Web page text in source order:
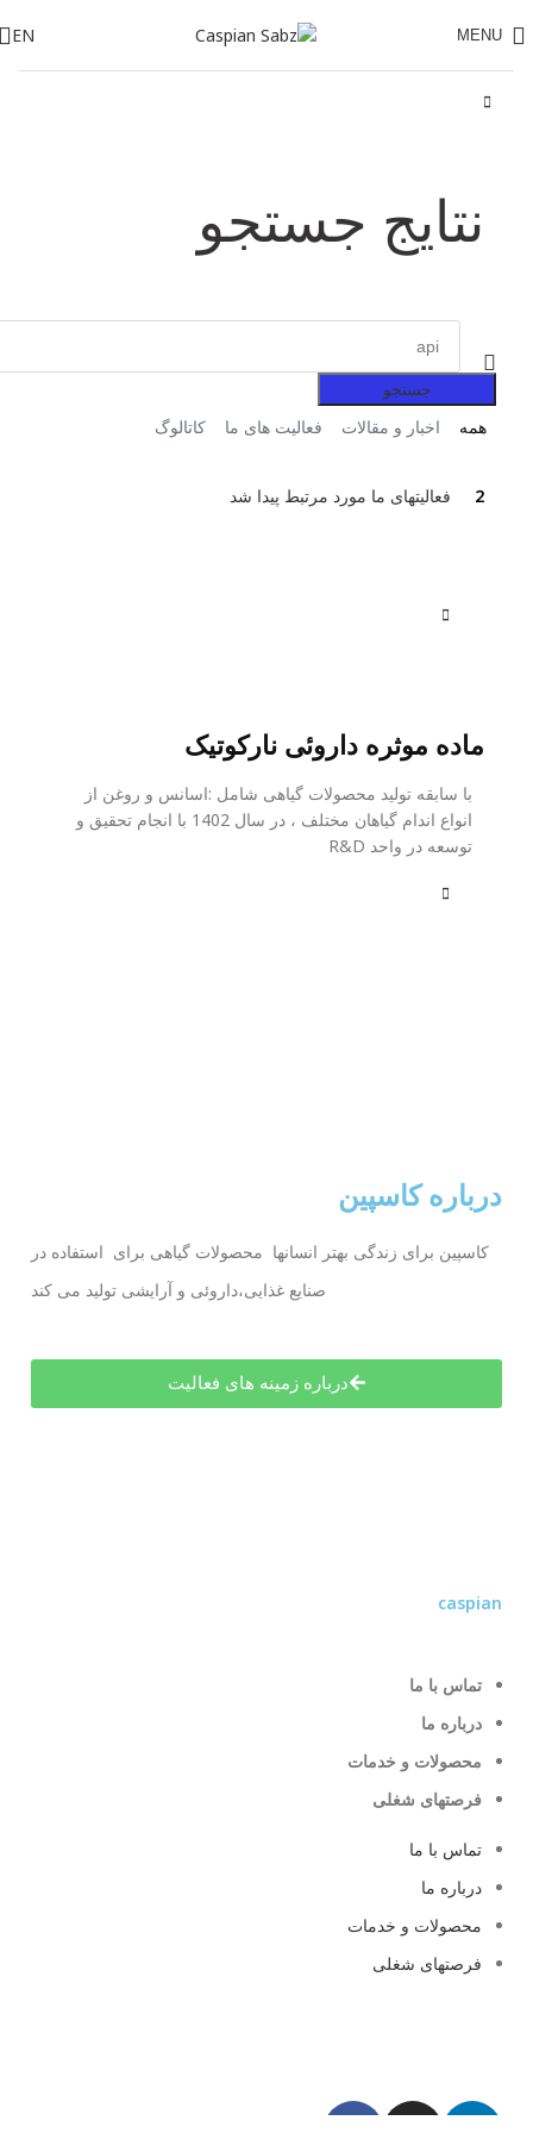
MENU
EN
نتایج جستجو
جستجو
اخبار و مقالات فعالیت های ما کاتالوگ همه
2 فعالیتهای ما مورد مرتبط پیدا شد
ماده موثره داروئی نارکوتیک
با سابقه تولید محصولات گیاهی شامل :اسانس و روغن از
انواع اندام گیاهان مختلف ، در سال 1402 با انجام تحقیق و
توسعه در واحد R&D
درباره کاسپین
کاسپین برای زندگی بهتر انسانها محصولات گیاهی برای استفاده در
صنایع غذایی،داروئی و آرایشی تولید می کند
درباره زمینه های فعالیت
caspian
تماس با ما
درباره ما
محصولات و خدمات
فرصتهای شغلی
تماس با ما
درباره ما
محصولات و خدمات
فرصتهای شغلی